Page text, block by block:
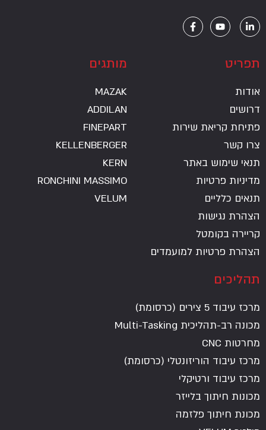
תפריט
אודות
דרושים
פתיחת קריאת שירות
צרו קשר
תנאי שימוש באתר
מדיניות פרטיות
תנאים כלליים
הצהרת נגישות
קריירה בקומטל
הצהרת פרטיות למועמדים
מותגים
MAZAK
ADDILAN
FINEPART
KELLENBERGER
KERN
RONCHINI MASSIMO
VELUM
תהליכים
מרכז עיבוד 5 צירים (כרסומת)
מכונה רב-תהליכית Multi-Tasking
מחרטות CNC
מרכז עיבוד הוריזונטלי (כרסומת)
מרכז עיבוד ורטיקלי
מכונות חיתוך בלייזר
מכונת חיתוך פלזמה